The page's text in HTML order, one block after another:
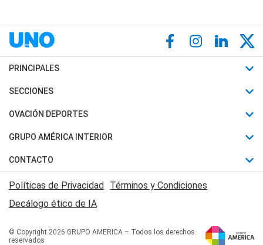
PRINCIPALES
Últimas Noticias
Política
Judiciales
Economia
SECCIONES
Horóscopo
Motores
Trucos caseros
Series y Películas
Edictos y Solicitadas
OVACIÓN DEPORTES
Fútbol
Mundial
Automovilismo
Rugby
Básquet
GRUPO AMÉRICA INTERIOR
Canal 7 en Vivo
San Juan 8
CONTACTO
Acerca de Nosotros
Contactanos
Políticas de Privacidad Términos y Condiciones
Decálogo ético de IA
© Copyright 2026 GRUPO AMERICA – Todos los derechos
reservados